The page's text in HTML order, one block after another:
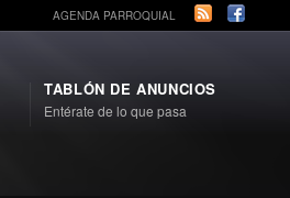
AGENDA PARROQUIAL
TABLÓN DE ANUNCIOS
Entérate de lo que pasa